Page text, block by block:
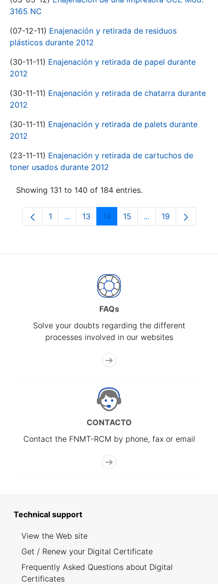
3165 NC
(07-12-11) Enajenación y retirada de residuos
plásticos durante 2012
(30-11-11) Enajenación y retirada de papel durante
2012
(30-11-11) Enajenación y retirada de chatarra durante
2012
(30-11-11) Enajenación y retirada de palets durante
2012
(23-11-11) Enajenación y retirada de cartuchos de
toner usados durante 2012
Showing 131 to 140 of 184 entries.
Page
1 ...Intermediate Pages Use TAB to navigate.
Page
13 Page
14 Page
15 ...Intermediate
Page
19
FAQs
Solve your doubts regarding the different
processes involved in our websites
CONTACTO
Contact the FNMT-RCM by phone, fax or email
Technical support
View the Web site
Get / Renew your Digital Certificate
Frequently Asked Questions about Digital
Certificates